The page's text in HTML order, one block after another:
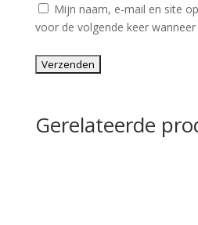
Mijn naam, e-mail en site
voor de volgende keer
Gerelateerde